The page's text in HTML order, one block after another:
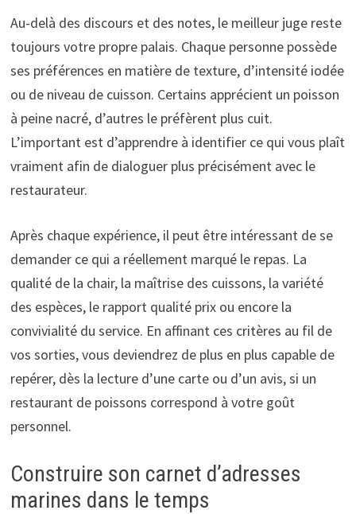
Au-delà des discours et des notes, le meilleur juge reste
toujours votre propre palais. Chaque personne possède
ses préférences en matière de texture, d’intensité iodée
ou de niveau de cuisson. Certains apprécient un poisson
à peine nacré, d’autres le préfèrent plus cuit.
L’important est d’apprendre à identifier ce qui vous plaît
vraiment afin de dialoguer plus précisément avec le
restaurateur.
Après chaque expérience, il peut être intéressant de se
demander ce qui a réellement marqué le repas. La
qualité de la chair, la maîtrise des cuissons, la variété
des espèces, le rapport qualité prix ou encore la
convivialité du service. En affinant ces critères au fil de
vos sorties, vous deviendrez de plus en plus capable de
repérer, dès la lecture d’une carte ou d’un avis, si un
restaurant de poissons correspond à votre goût
personnel.
Construire son carnet d’adresses
marines dans le temps